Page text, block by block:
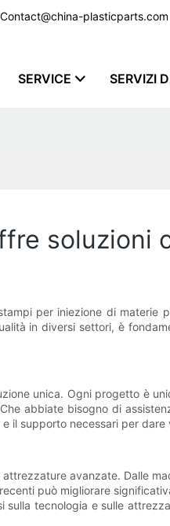
Contact@china-plasticparts.com
SERVICE SERVIZI
soluzioni
per iniezione di
in diversi settori, è
unica. Ogni progetto è
abbiate bisogno di
il supporto necessari per
avanzate. Dalle
può migliorare
tecnologia e sulle